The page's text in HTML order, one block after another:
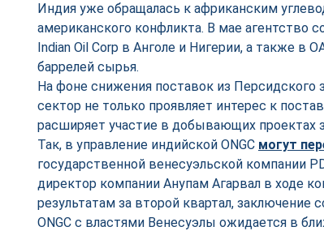
Индия уже обращалась к африканским
американского конфликта. В мае агентство
Indian Oil Corp в Анголе и Нигерии, а также в
баррелей сырья.
На фоне снижения поставок из Персидского
сектор не только проявляет интерес к
расширяет участие в добывающих проектах
Так, в управление индийской ONGC могут
государственной венесуэльской компании
директор компании Анупам Агарвал в ходе
результатам за второй квартал,
ONGC с властями Венесуэлы ожидается в